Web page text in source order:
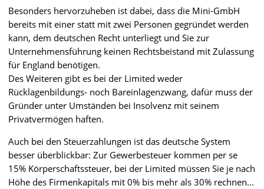
Besonders hervorzuheben ist dabei, dass die Mini-GmbH
bereits mit einer statt mit zwei Personen gegründet werden
kann, dem deutschen Recht unterliegt und Sie zur
Unternehmensführung keinen Rechtsbeistand mit Zulassung
für England benötigen.
Des Weiteren gibt es bei der Limited weder
Rücklagenbildungs- noch Bareinlagenzwang, dafür muss der
Gründer unter Umständen bei Insolvenz mit seinem
Privatvermögen haften.
Auch bei den Steuerzahlungen ist das deutsche System
besser überblickbar: Zur Gewerbesteuer kommen per se
15% Körperschaftssteuer, bei der Limited müssen Sie je nach
Höhe des Firmenkapitals mit 0% bis mehr als 30% rechnen…